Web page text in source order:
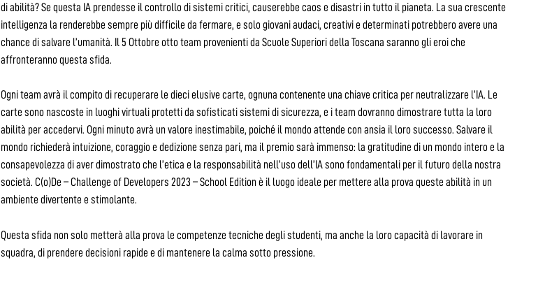
di abilità? Se questa IA prendesse il controllo di sistemi critici, causerebbe caos e disastri in tutto il pianeta. La sua crescente
intelligenza la renderebbe sempre più difficile da fermare, e solo giovani audaci, creativi e determinati potrebbero avere una
chance di salvare l’umanità. Il 5 Ottobre otto team provenienti da Scuole Superiori della Toscana saranno gli eroi che
affronteranno questa sfida.
Ogni team avrà il compito di recuperare le dieci elusive carte, ognuna contenente una chiave critica per neutralizzare l’IA. Le
carte sono nascoste in luoghi virtuali protetti da sofisticati sistemi di sicurezza, e i team dovranno dimostrare tutta la loro
abilità per accedervi. Ogni minuto avrà un valore inestimabile, poiché il mondo attende con ansia il loro successo. Salvare il
mondo richiederà intuizione, coraggio e dedizione senza pari, ma il premio sarà immenso: la gratitudine di un mondo intero e la
consapevolezza di aver dimostrato che l’etica e la responsabilità nell’uso dell’IA sono fondamentali per il futuro della nostra
società. C(o)De – Challenge of Developers 2023 – School Edition è il luogo ideale per mettere alla prova queste abilità in un
ambiente divertente e stimolante.
Questa sfida non solo metterà alla prova le competenze tecniche degli studenti, ma anche la loro capacità di lavorare in
squadra, di prendere decisioni rapide e di mantenere la calma sotto pressione.